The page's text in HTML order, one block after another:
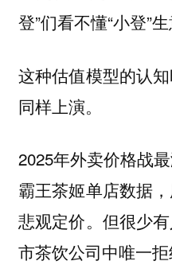
登”们看不懂“小登”生
这种估值模型的认
同样上演。
2025年外卖价格战
霸王茶姬单店数据
悲观定价。但很少
市茶饮公司中唯一拒